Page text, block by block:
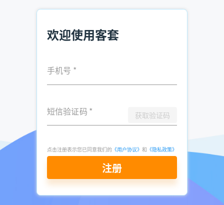
销售如何获取电话资料 企业资料查找
2025- 了解更多：
点击立即申请免费试用
欢迎使用客套
手机号 *
短信验证码 * 获取验证码
点击注册表示您已同意我们的 《用户协议》 和 《隐私政策》
注册